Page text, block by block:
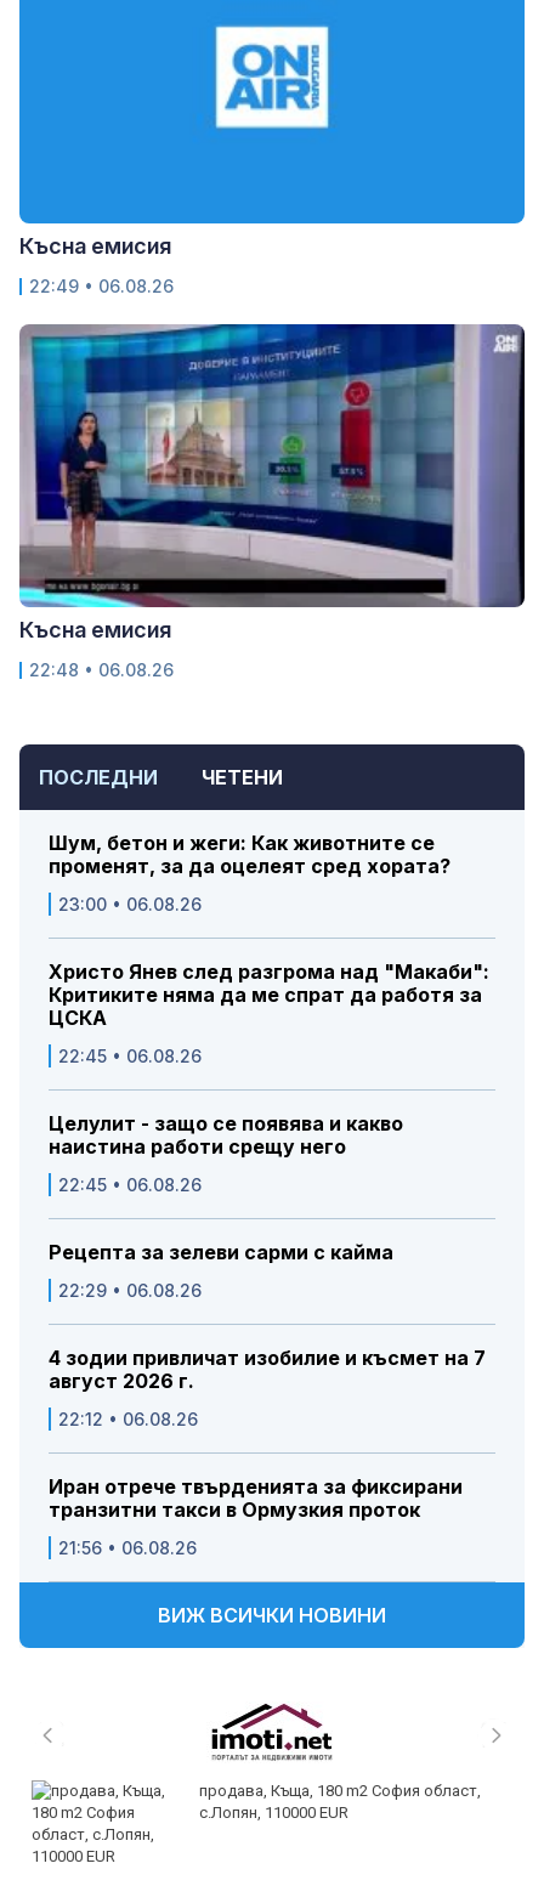
ПОСЛЕДНИ ЧЕТЕНИ
Шум, бетон и жеги: Как животните се
променят, за да оцелеят сред хората?
23:00 • 06.08.26
Христо Янев след разгрома над "Макаби":
Критиките няма да ме спрат да работя за
ЦСКА
22:45 • 06.08.26
Целулит - защо се появява и какво
наистина работи срещу него
22:45 • 06.08.26
Рецепта за зелеви сарми с кайма
22:29 • 06.08.26
4 зодии привличат изобилие и късмет на 7
август 2026 г.
22:12 • 06.08.26
Иран отрече твърденията за фиксирани
транзитни такси в Ормузкия проток
21:56 • 06.08.26
ВИЖ ВСИЧКИ НОВИНИ
продава, Къща, 180 m2 София област,
с.Лопян, 110000 EUR
Късна емисия
22:49 • 06.08.26
Късна емисия
22:48 • 06.08.26